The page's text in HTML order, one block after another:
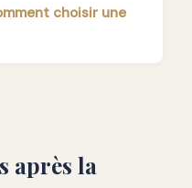
choisir une
après la